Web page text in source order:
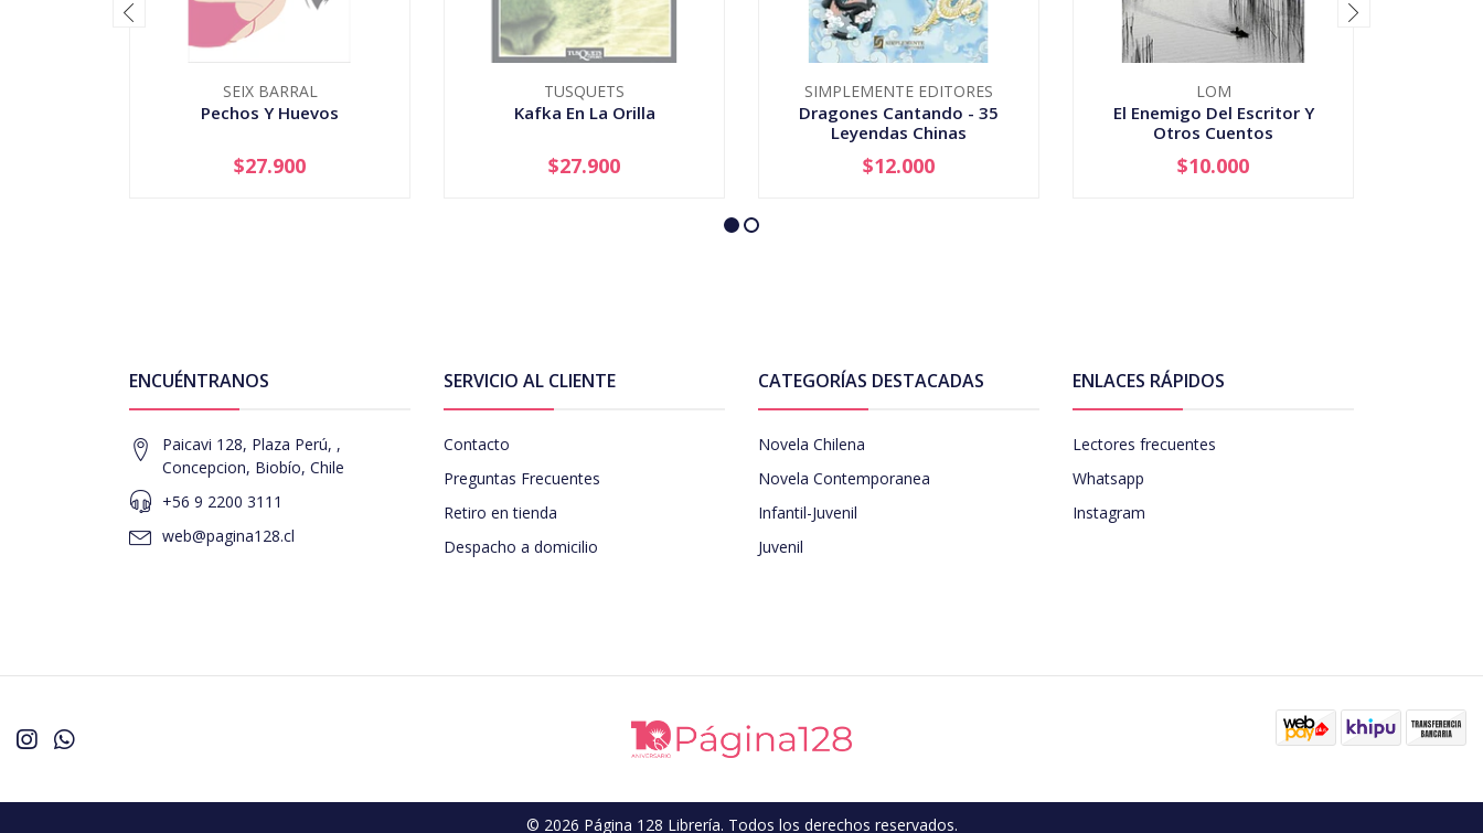
SEIX BARRAL
Pechos Y Huevos
AGOTADO
$27.900
TUSQUETS
Kafka En La Orilla
AGOTADO
$27.900
SIMPLEMENTE EDITORES
Dragones Cantando - 35
Leyendas Chinas
+
$12.000
LOM
El Enemigo Del Escritor Y
Otros Cuentos
+
$10.000
ENCUÉNTRANOS
Paicavi 128, Plaza Perú, ,
Concepcion, Biobío, Chile
+56 9 2200 3111
web@pagina128.cl
SERVICIO AL CLIENTE
Contacto
Preguntas Frecuentes
Retiro en tienda
Despacho a domicilio
CATEGORÍAS DESTACADAS
Novela Chilena
Novela Contemporanea
Infantil-Juvenil
Juvenil
ENLACES RÁPIDOS
Lectores frecuentes
Whatsapp
Instagram
© 2026 Página 128 Librería. Todos los derechos reservados.